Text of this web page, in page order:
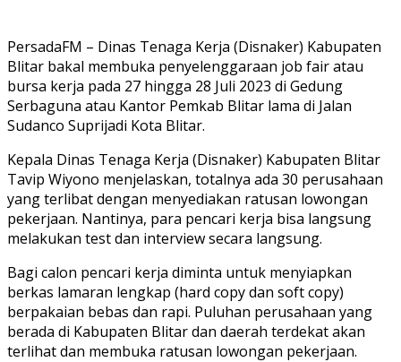
PersadaFM – Dinas Tenaga Kerja (Disnaker) Kabupaten
Blitar bakal membuka penyelenggaraan job fair atau
bursa kerja pada 27 hingga 28 Juli 2023 di Gedung
Serbaguna atau Kantor Pemkab Blitar lama di Jalan
Sudanco Suprijadi Kota Blitar.
Kepala Dinas Tenaga Kerja (Disnaker) Kabupaten Blitar
Tavip Wiyono menjelaskan, totalnya ada 30 perusahaan
yang terlibat dengan menyediakan ratusan lowongan
pekerjaan. Nantinya, para pencari kerja bisa langsung
melakukan test dan interview secara langsung.
Bagi calon pencari kerja diminta untuk menyiapkan
berkas lamaran lengkap (hard copy dan soft copy)
berpakaian bebas dan rapi. Puluhan perusahaan yang
berada di Kabupaten Blitar dan daerah terdekat akan
terlihat dan membuka ratusan lowongan pekerjaan.